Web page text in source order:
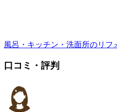
風呂・キッチン・洗面所のリフ
口コミ・評判